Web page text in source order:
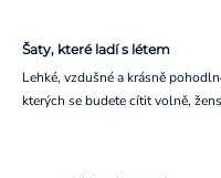
Šaty, které ladí s létem
Lehké, vzdušné a krásně
kterých se budete cítit volně,